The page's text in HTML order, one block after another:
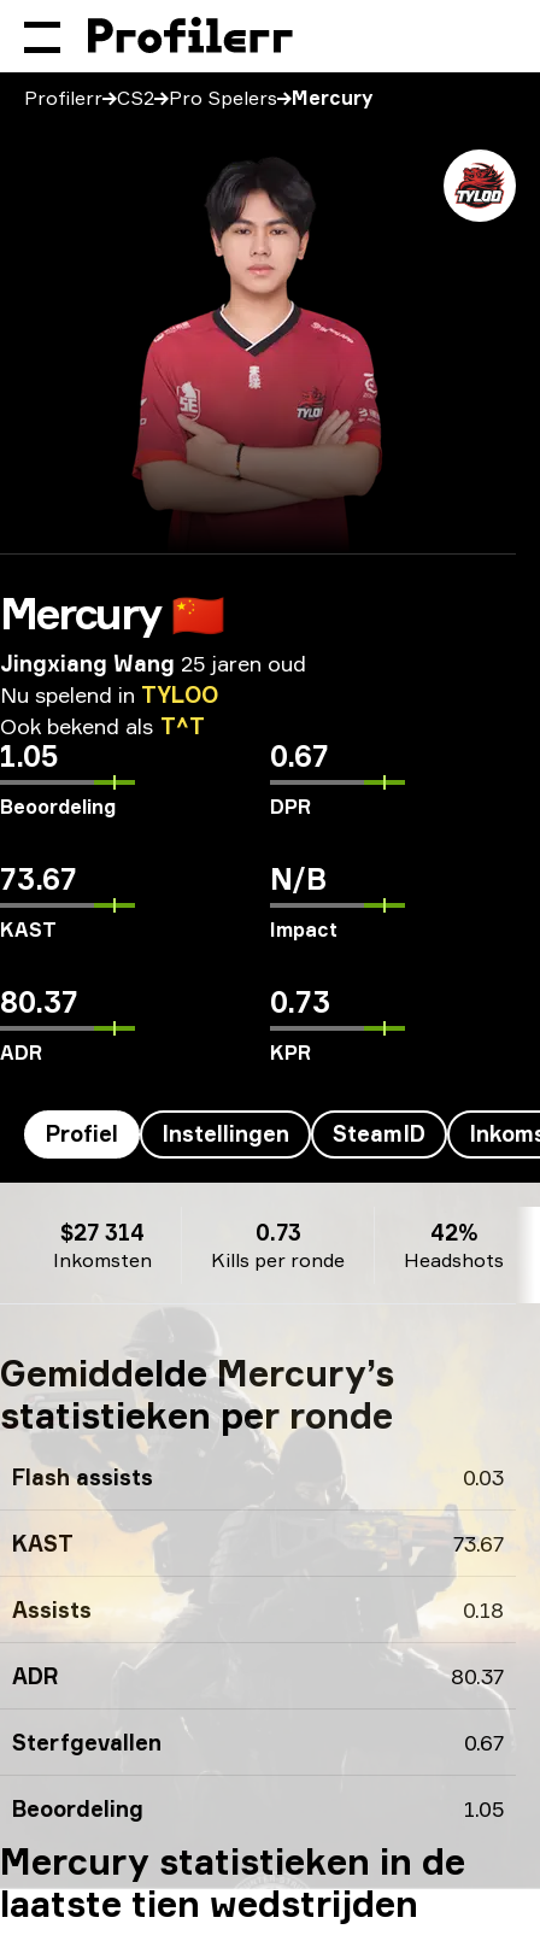
Profilerr CS2 Pro Spelers Mercury
Mercury 🇨🇳
Jingxiang Wang 25 jaren oud
Nu spelend in TYLOO
Ook bekend als T^T
1.05
Beoordeling
0.67
DPR
73.67
KAST
N/B
Impact
80.37
ADR
0.73
KPR
Profiel Instellingen SteamID
Inkomsten
$27 314
Kills per ronde
0.73
Headshots
42%
Gemiddelde Mercury’s
statistieken per ronde
Flash assists 0.03
KAST 73.67
Assists 0.18
ADR 80.37
Sterfgevallen 0.67
Beoordeling 1.05
Mercury statistieken in de
laatste tien wedstrijden